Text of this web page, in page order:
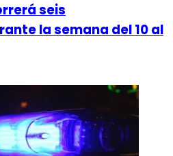
seis
la semana del 10 al